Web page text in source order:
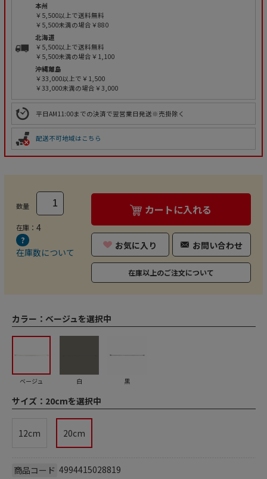
本州
￥5,500以上で送料無料
￥5,500未満の場合￥880
北海道
￥5,500以上で送料無料
￥5,500未満の場合￥1,100
沖縄離島
￥33,000以上で￥1,500
￥33,000未満の場合￥3,000
平日AM11:00までの決済で翌営業日発送※売掛除く
配送不可地域はこちら
数量
在庫： 4
在庫数について
カートに入れる
お気に入り お問い合わせ
在庫以上のご注文について
カラー： ベージュを選択中
ベージュ 白 黒
サイズ： 20cmを選択中
12cm 20cm
商品コード 4994415028819